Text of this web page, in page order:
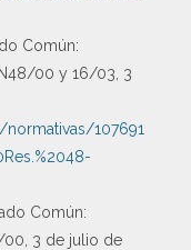
Común:
00 y 16/03, 3
107691
Común:
00, 3 de julio de